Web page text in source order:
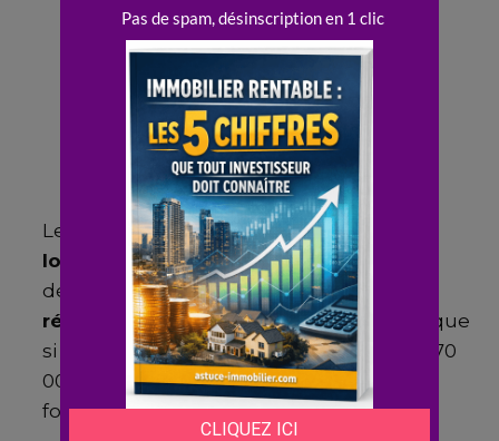
Les revenus locatifsgénérés par la
location
de mobil-homes peuvent être
déclarés sous lerégime micro-bic
régime réel. Lerégime micro-bic
s’applique
si les
revenusne dépassent pas environ 70
000 euros par an, avec un abattement
forfaitaire de 50 %.